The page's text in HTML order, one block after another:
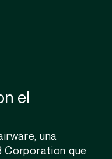
el
, una
Corporation que